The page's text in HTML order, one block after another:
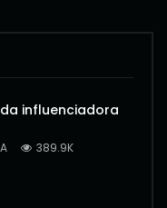
influenciadora
389.9K